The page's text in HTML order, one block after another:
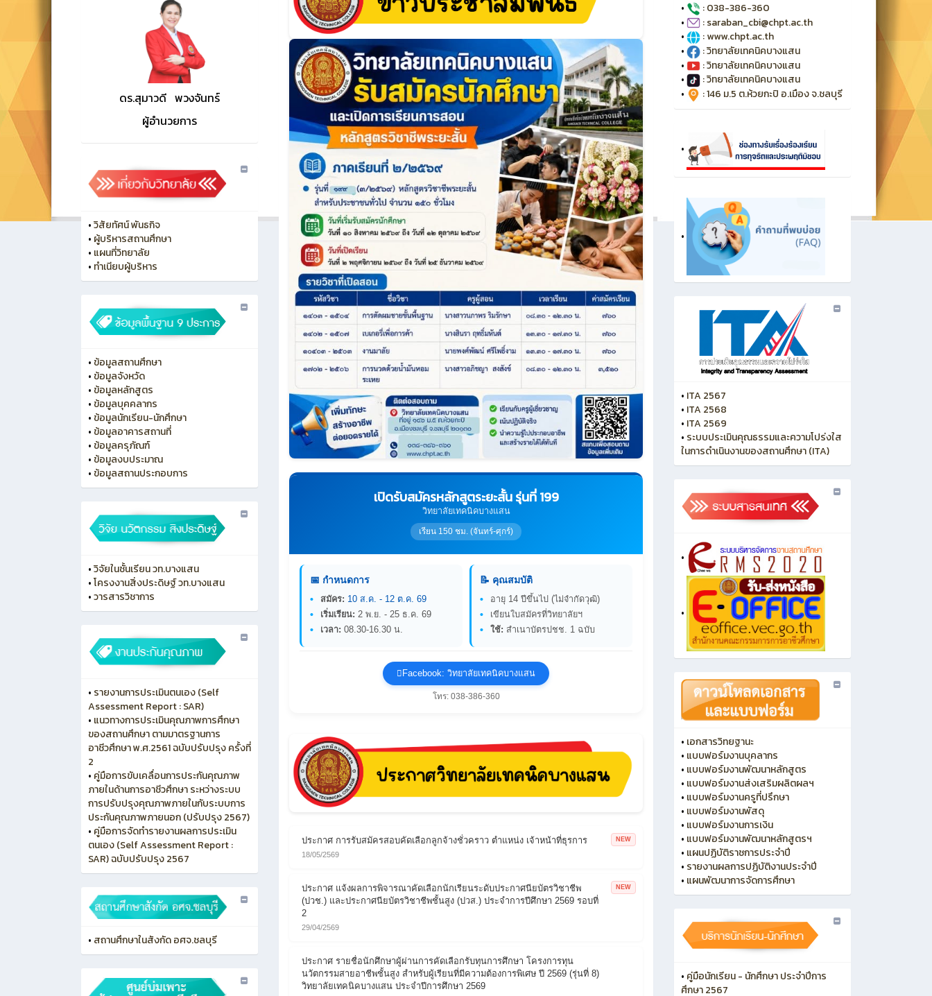
ดร.สุมาวดี พวงจันทร์
ผู้อำนวยการ
•วิสัยทัศน์ พันธกิจ
• ผู้บริหารสถานศึกษา
• แผนที่วิทยาลัย
• ทําเนียบผู้บริหาร
• ข้อมูลสถานศึกษา
• ข้อมูลจังหวัด
• ข้อมูลหลักสูตร
• ข้อมูลบุคคลากร
• ข้อมูลนักเรียน-นักศึกษา
• ข้อมูลอาคารสถานที่
• ข้อมูลครุภัณฑ์
• ข้อมูลงบประมาณ
• ข้อมูลสถานประกอบการ
•วิจัยในชั้นเรียน วท.บางแสน
•โครงงานสิ่งประดิษฐ์ วท.บางแสน
•วารสารวิชาการ
• รายงานการประเมินตนเอง (Self
Assessment Report : SAR)
• แนวทางการประเมินคุณภาพการศึกษา
ของสถานศึกษา ตามมาตรฐานการ
อาชีวศึกษา พ.ศ.2561 ฉบับปรับปรุง ครั้งที่
2
• คู่มือการขับเคลื่อนการประกันคุณภาพ
ภายในด้านการอาชีวศึกษา ระหว่างระบบ
การปรับปรุงคุณภาพภายในกับระบบการ
ประกันคุณภาพภายนอก (ปรับปรุง 2567)
• คู่มือการจัดทำรายงานผลการประเมิน
ตนเอง (Self Assessment Report :
SAR) ฉบับปรับปรุง 2567
• สถานศึกษาในสังกัด อศจ.ชลบุรี
เปิดรับสมัครหลักสูตระยะสั้น รุ่นที่ 199
วิทยาลัยเทคนิคบางแสน
เรียน 150 ชม. (จันทร์-ศุกร์)
📅 กำหนดการ
สมัคร: 10 ส.ค. - 12 ต.ค. 69
เริ่มเรียน: 2 พ.ย. - 25 ธ.ค. 69
เวลา: 08.30-16.30 น.
📝 คุณสมบัติ
อายุ 14 ปีขึ้นไป (ไม่จำกัดวุฒิ)
เขียนใบสมัครที่วิทยาลัยฯ
ใช้: สำเนาบัตรปชช. 1 ฉบับ
Facebook: วิทยาลัยเทคนิคบางแสน
โทร: 038-386-360
ประกาศ การรับสมัครสอบคัดเลือกลูกจ้างชั่วคราว ตำแหน่ง เจ้าหน้าที่ธุรการ
18/05/2569
NEW
ประกาศ แจ้งผลการพิจารณาคัดเลือกนักเรียนระดับประกาศนียบัตรวิชาชีพ
(ปวช.) และประกาศนียบัตรวิชาชีพชั้นสูง (ปวส.) ประจำการปีศึกษา 2569 รอบที่
2
29/04/2569
NEW
ประกาศ รายชื่อนักศึกษาผู้ผ่านการคัดเลือกรับทุนการศึกษา โครงการทุน
นวัตกรรมสายอาชีพชั้นสูง สำหรับผู้เรียนที่มีความต้องการพิเศษ ปี 2569 (รุ่นที่ 8)
วิทยาลัยเทคนิคบางแสน ประจำปีการศึกษา 2569
•
: 038-386-360
•
: saraban_cbi@chpt.ac.th
•
: www.chpt.ac.th
•
: วิทยาลัยเทคนิคบางแสน
•
: วิทยาลัยเทคนิคบางแสน
•
: วิทยาลัยเทคนิคบางแสน
•
: 146 ม.5 ต.ห้วยกะปิ อ.เมือง จ.ชลบุรี
•
•
• ITA 2567
• ITA 2568
• ITA 2569
• ระบบประเมินคุณธรรมและความโปร่งใส
ในการดำเนินงานของสถานศึกษา (ITA)
•
•
• เอกสารวิทยฐานะ
• แบบฟอร์มงานบุคลากร
• แบบฟอร์มงานพัฒนาหลักสูตร
• แบบฟอร์มงานส่งเสริมผลิตผลฯ
• แบบฟอร์มงานครูที่ปรึกษา
• แบบฟอร์มงานพัสดุ
• แบบฟอร์มงานการเงิน
• แบบฟอร์มงานพัฒนาหลักสูตรฯ
• แผนปฏิบัติราชการประจำปี
• รายงานผลการปฏิบัติงานประจำปี
• แผนพัฒนาการจัดการศึกษา
• คู่มือนักเรียน - นักศึกษา ประจำปีการ
ศึกษา 2567